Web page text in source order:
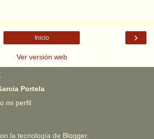
›
Inicio
Ver versión web
Portela
mi perfil
la tecnología de Blogger.